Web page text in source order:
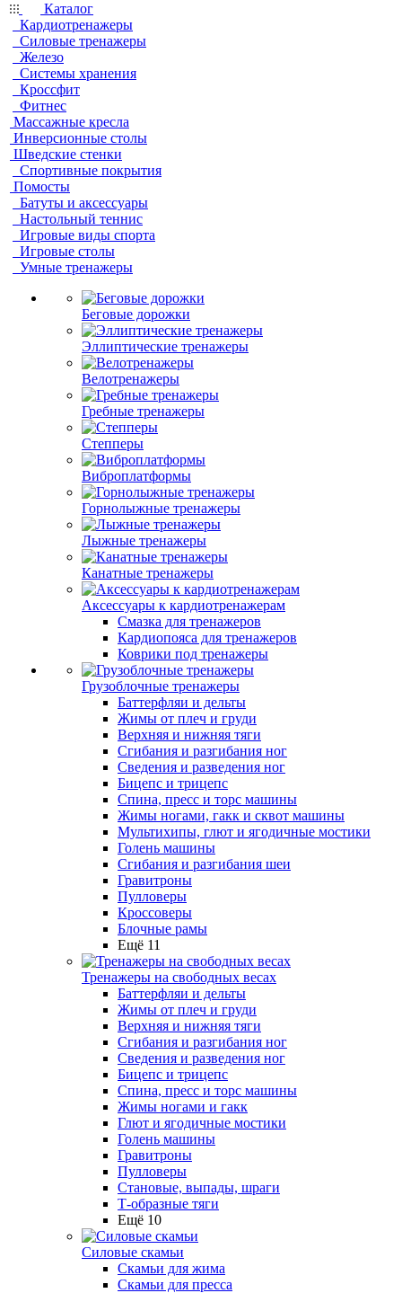
Каталог
Кардиотренажеры
Силовые тренажеры
Железо
Системы хранения
Кроссфит
Фитнес
Массажные кресла
Инверсионные столы
Шведские стенки
Спортивные покрытия
Помосты
Батуты и аксессуары
Настольный теннис
Игровые виды спорта
Игровые столы
Умные тренажеры
Беговые дорожки
Эллиптические тренажеры
Велотренажеры
Гребные тренажеры
Степперы
Виброплатформы
Горнолыжные тренажеры
Лыжные тренажеры
Канатные тренажеры
Аксессуары к кардиотренажерам
Смазка для тренажеров
Кардиопояса для тренажеров
Коврики под тренажеры
Грузоблочные тренажеры
Баттерфляи и дельты
Жимы от плеч и груди
Верхняя и нижняя тяги
Сгибания и разгибания ног
Сведения и разведения ног
Бицепс и трицепс
Спина, пресс и торс машины
Жимы ногами, гакк и сквот машины
Мультихипы, глют и ягодичные мостики
Голень машины
Сгибания и разгибания шеи
Гравитроны
Пулловеры
Кроссоверы
Блочные рамы
Ещё 11
Тренажеры на свободных весах
Баттерфляи и дельты
Жимы от плеч и груди
Верхняя и нижняя тяги
Сгибания и разгибания ног
Сведения и разведения ног
Бицепс и трицепс
Спина, пресс и торс машины
Жимы ногами и гакк
Глют и ягодичные мостики
Голень машины
Гравитроны
Пулловеры
Становые, выпады, шраги
Т-образные тяги
Ещё 10
Силовые скамьи
Скамьи для жима
Скамьи для пресса